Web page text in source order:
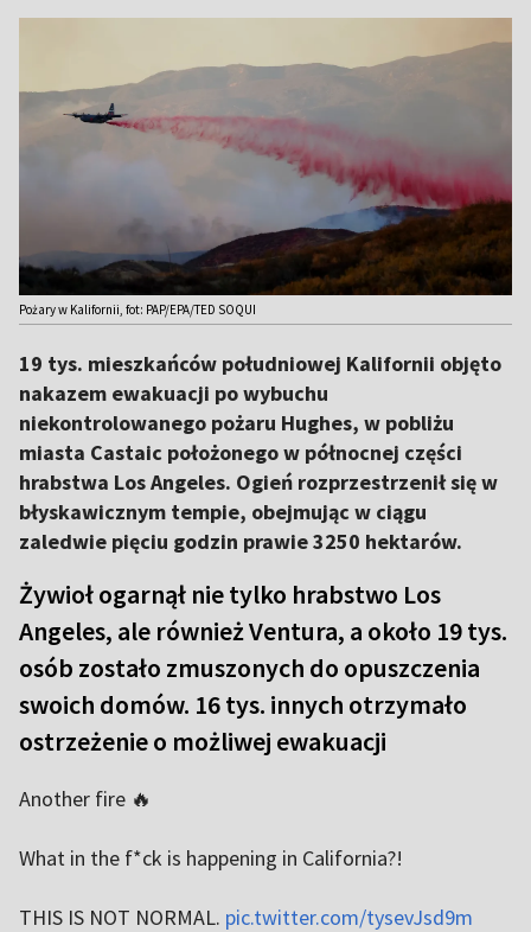
Pożary w Kalifornii, fot: PAP/EPA/TED SOQUI
19 tys. mieszkańców południowej Kalifornii objęto
nakazem ewakuacji po wybuchu
niekontrolowanego pożaru Hughes, w pobliżu
miasta Castaic położonego w północnej części
hrabstwa Los Angeles. Ogień rozprzestrzenił się w
błyskawicznym tempie, obejmując w ciągu
zaledwie pięciu godzin prawie 3250 hektarów.
Żywioł ogarnął nie tylko hrabstwo Los
Angeles, ale również Ventura, a około 19 tys.
osób zostało zmuszonych do opuszczenia
swoich domów. 16 tys. innych otrzymało
ostrzeżenie o możliwej ewakuacji
Another fire 🔥
What in the f*ck is happening in California?!
THIS IS NOT NORMAL. pic.twitter.com/tysevJsd9m